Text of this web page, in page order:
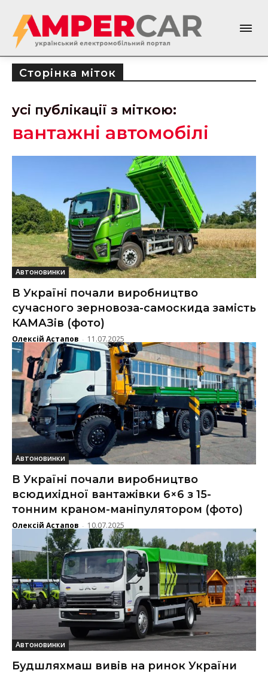
Сторінка міток
усі публікації з міткою:
вантажні автомобілі
Автоновинки
В Україні почали виробництво
сучасного зерновоза-самоскида замість
КАМАЗів (фото)
Олексій Астапов - 11.07.2025
Автоновинки
В Україні почали виробництво
всюдихідної вантажівки 6×6 з 15-
тонним краном-маніпулятором (фото)
Олексій Астапов - 10.07.2025
Автоновинки
Будшляхмаш вивів на ринок України